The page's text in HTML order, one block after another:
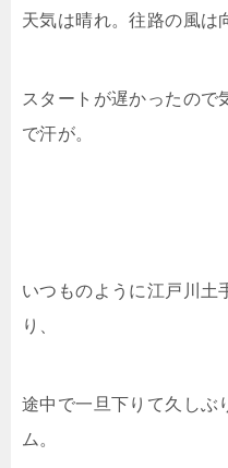
天気は晴れ。往路の風は
スタートが遅かったので
で汗が。
いつものように江戸川土
り、
途中で一旦下りて久しぶ
ム。